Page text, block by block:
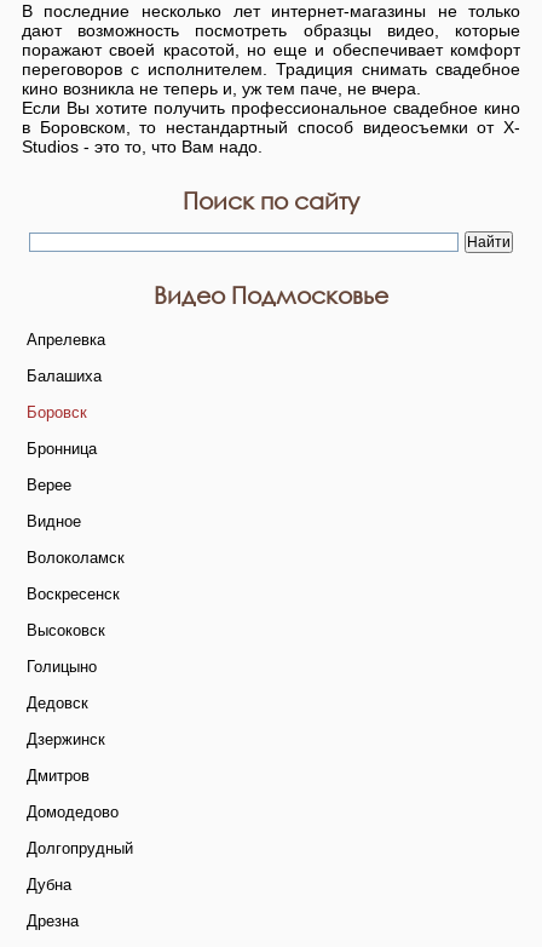
В последние несколько лет интернет-магазины не только
дают возможность посмотреть образцы видео, которые
поражают своей красотой, но еще и обеспечивает комфорт
переговоров с исполнителем. Традиция снимать свадебное
кино возникла не теперь и, уж тем паче, не вчера.
Если Вы хотите получить профессиональное свадебное кино
в Боровском, то нестандартный способ видеосъемки от X-
Studios - это то, что Вам надо.
Поиск по сайту
Видео Подмосковье
Апрелевка
Балашиха
Боровск
Бронница
Верее
Видное
Волоколамск
Воскресенск
Высоковск
Голицыно
Дедовск
Дзержинск
Дмитров
Домодедово
Долгопрудный
Дубна
Дрезна